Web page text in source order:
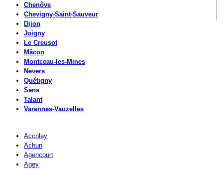
Chenôve
Chevigny-Saint-Sauveur
Dijon
Joigny
Le Creusot
Mâcon
Montceau-les-Mines
Nevers
Quétigny
Sens
Talant
Varennes-Vauzelles
Accolay
Achun
Agencourt
Agey